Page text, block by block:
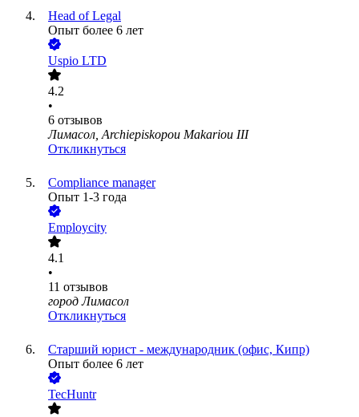
Head of Legal
Опыт более 6 лет
Uspio LTD
4.2
•
6 отзывов
Лимасол, Archiepiskopou Makariou III
Откликнуться
Compliance manager
Опыт 1-3 года
Employcity
4.1
•
11 отзывов
город Лимасол
Откликнуться
Старший юрист - международник (офис, Кипр)
Опыт более 6 лет
TecHuntr